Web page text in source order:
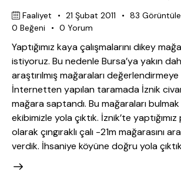
Faaliyet 21 Şubat 2011 83
0 Beğeni 0 Yorum
Yaptığımız kaya çalışmalarını dikey
istiyoruz. Bu nedenle Bursa’ya yakın
araştırılmış mağaraları değerlendirmeye
İnternetten yapılan taramada İznik
mağara saptandı. Bu mağaraları
ekibimizle yola çıktık. İznik’te
olarak çıngıraklı çalı -21m mağarasını
verdik. İhsaniye köyüne doğru yola